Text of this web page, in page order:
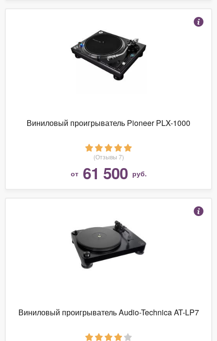
Виниловый проигрыватель Pioneer PLX-1000
(Отзывы 7)
от 61 500 руб.
Виниловый проигрыватель Audio-Technica AT-LP7